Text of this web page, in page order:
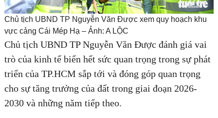
Chủ tịch UBND TP Nguyễn Văn Được xem quy hoạch khu
vực cảng Cái Mép Hạ – Ảnh: A LỘC
Chủ tịch UBND TP Nguyễn Văn Được đánh giá vai
trò của kinh tế biển hết sức quan trọng trong sự phát
triển của TP.HCM sắp tới và đóng góp quan trọng
cho sự tăng trưởng của đất trong giai đoạn 2026-
2030 và những năm tiếp theo.